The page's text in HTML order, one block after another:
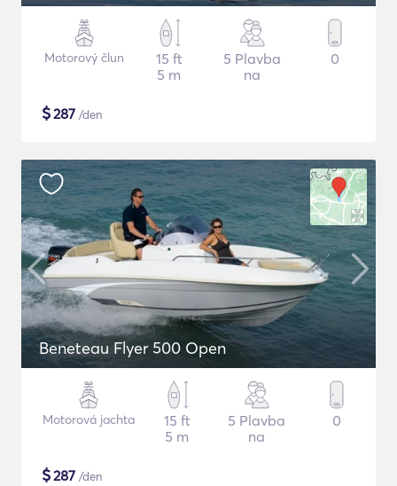
Motorový člun
15 ft
5 m
5 Plavba
na
0
$287 /den
Beneteau Flyer 500 Open
Motorová jachta
15 ft
5 m
5 Plavba
na
0
$287 /den